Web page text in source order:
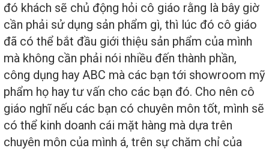
đó khách sẽ chủ động hỏi cô giáo rằng là bây giờ
cần phải sử dụng sản phẩm gì, thì lúc đó cô giáo
đã có thể bắt đầu giới thiệu sản phẩm của mình
mà không cần phải nói nhiều đến thành phần,
công dụng hay ABC mà các bạn tới showroom mỹ
phẩm họ hay tư vấn cho các bạn đó. Cho nên cô
giáo nghĩ nếu các bạn có chuyên môn tốt, mình sẽ
có thể kinh doanh cái mặt hàng mà dựa trên
chuyên môn của mình á, trên sự chăm chỉ của